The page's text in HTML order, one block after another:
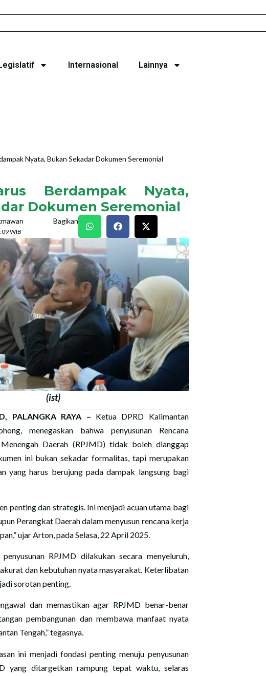
Internasional Lainnya
Nyata, Bukan Sekadar Dokumen Seremonial
Berdampak Nyata,
Dokumen Seremonial
WIB
Bagikan
(ist)
PALANGKA RAYA – Ketua DPRD Kalimantan
menegaskan bahwa penyusunan Rencana
Menengah Daerah (RPJMD) tidak boleh dianggap
ini bukan sekadar formalitas, tapi merupakan
yang harus berujung pada dampak langsung bagi
penting dan strategis. Ini menjadi acuan utama bagi
Perangkat Daerah dalam menyusun rencana kerja
ujar Arton, pada Selasa, 22 April 2025.
RPJMD dilakukan secara menyeluruh,
dan kebutuhan nyata masyarakat. Keterlibatan
sorotan penting.
dan memastikan agar RPJMD benar-benar
pembangunan dan membawa manfaat nyata
Tengah,” tegasnya.
ini menjadi fondasi penting menuju penyusunan
yang ditargetkan rampung tepat waktu, selaras